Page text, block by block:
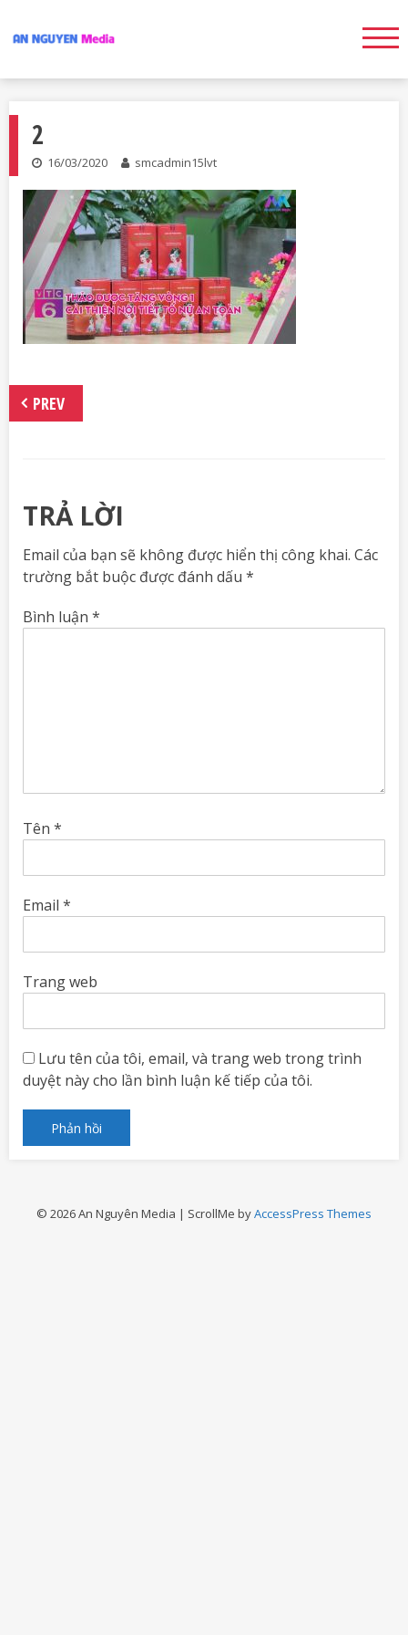
2
16/03/2020 smcadmin15lvt
PREV
TRẢ LỜI
Email của bạn sẽ không được hiển thị công khai. Các
trường bắt buộc được đánh dấu *
Bình luận *
Tên *
Email *
Trang web
Lưu tên của tôi, email, và trang web trong trình
duyệt này cho lần bình luận kế tiếp của tôi.
© 2026 An Nguyên Media | ScrollMe byAccessPress Themes